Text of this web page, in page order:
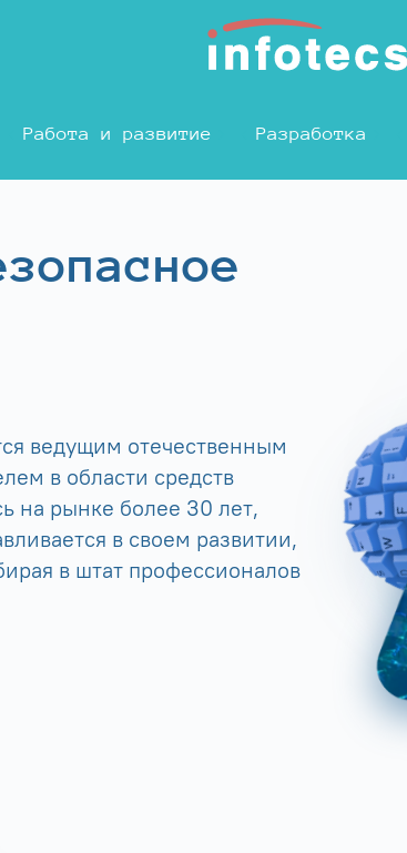
Работа и развитие Разработка
ведущим отечественным
в области средств
на рынке более 30 лет,
в своем развитии,
в штат профессионалов